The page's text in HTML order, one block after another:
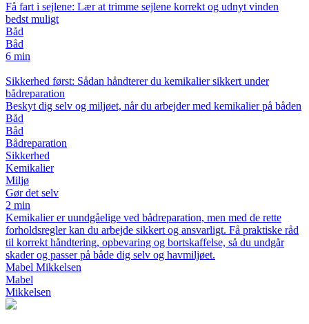
Få fart i sejlene: Lær at trimme sejlene korrekt og udnyt vinden
bedst muligt
Båd
Båd
6 min
Sikkerhed først: Sådan håndterer du kemikalier sikkert under
bådreparation
Beskyt dig selv og miljøet, når du arbejder med kemikalier på båden
Båd
Båd
Bådreparation
Sikkerhed
Kemikalier
Miljø
Gør det selv
2 min
Kemikalier er uundgåelige ved bådreparation, men med de rette
forholdsregler kan du arbejde sikkert og ansvarligt. Få praktiske råd
til korrekt håndtering, opbevaring og bortskaffelse, så du undgår
skader og passer på både dig selv og havmiljøet.
Mabel Mikkelsen
Mabel
Mikkelsen